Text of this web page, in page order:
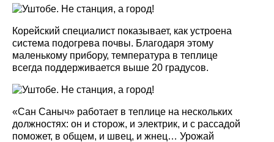
Корейский специалист показывает, как устроена
система подогрева почвы. Благодаря этому
маленькому прибору, температура в теплице
всегда поддерживается выше 20 градусов.
«Сан Саныч» работает в теплице на нескольких
должностях: он и сторож, и электрик, и с рассадой
поможет, в общем, и швец, и жнец… Урожай